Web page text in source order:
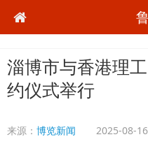
淄博市与香港理
约仪式举行
来源： 博览新闻 2025-08-